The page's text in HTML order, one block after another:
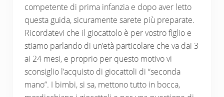
competente di prima infanzia e dopo aver letto
questa guida, sicuramente sarete più preparate.
Ricordatevi che il giocattolo è per vostro figlio e
stiamo parlando di un’età particolare che va dai 3
ai 24 mesi, e proprio per questo motivo vi
sconsiglio l’acquisto di giocattoli di “seconda
mano”. I bimbi, si sa, mettono tutto in bocca,